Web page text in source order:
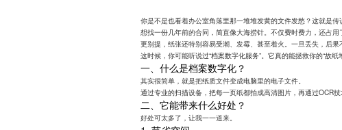
你是不是也看着办公室角落里那一堆堆发黄的文件发愁？这就是传说
想找一份几年前的合同，简直像大海捞针。不仅费时费力，还占用
更别提，纸张还特别容易受潮、发霉、甚至着火。一旦丢失，后果
这时候，你可能听说过“档案数字化服务”。它真的能拯救你的“故纸
一、什么是档案数字化？
其实很简单，就是把纸质文件变成电脑里的电子文件。
通过专业的扫描设备，把每一页纸都拍成高清图片，再通过OCR
二、它能带来什么好处？
好处可太多了，让我一一道来。